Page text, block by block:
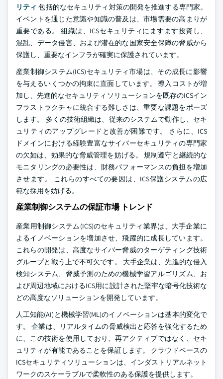
リティ 包括的なセキュリティ対策の開発を推進する専門家。
イベントを通じた意識や知識の普及は、市場需要の高まりが
重要である。 組織は、ICSセキュリティにますます投資し、
混乱、データ侵害、および潜在的な国家安全保障の脅威から
保護し、重要なインフラが確実に保護されています。
産業制御システム(ICS)セキュリティ市場は、その成長に影響
を与えるいくつかの拘束に直面しています。 導入コストが増
加し、先進的なセキュリティソリューションを既存のICSイン
フラストラクチャに統合する難しさは、重要な課題をポーズ
します。 多くの技術組織は、従来のシステムで動作し、セキ
ュリティのアップグレードと改善が困難です。 さらに、ICS
ドメインにおける経験豊富なサイバーセキュリティの専門家
の欠如は、効果的な脅威管理を妨げる。 規制遵守と継続的な
モニタリングの必要性は、財務パフォーマンスの負担を増加
させます。 これらのすべての要因は、ICS保護システムの広
範な採用を妨げる。
産業制御システムの保証市場 トレンド
産業用制御システム(ICS)のセキュリティ業界は、大手企業に
よるイノベーションを増加させ、飛躍的に成長しています。
これらの開発は、高度なサイバー脅威のターゲティング技術
グループと戦う上で不可欠です。 大手企業は、先進的な侵入
検知システム、脅威予測のための機械学習アルゴリズム、お
よび周辺地域におけるICS用に設計された堅牢な暗号化技術な
どの高度なソリューションを開発しています。
人工知能(AI)と機械学習(ML)のイノベーションは基本的変化で
す。 企業は、リアルタイムの脅威検出と応答を強化するため
に、この技術を使用しており、再アクティブではなく、セキ
ュリティが有能であることを保証します。 クラウドベースの
ICSセキュリティソリューションは、インダストリアルネット
ワークのスケーラブルで柔軟性のある保護を提供します。